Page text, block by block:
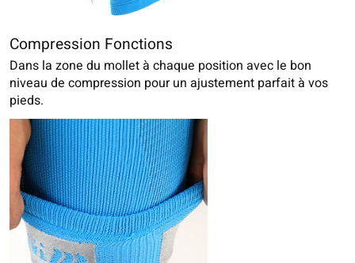
Compression Fonctions
Dans la zone du mollet à chaque position avec le bon
niveau de compression pour un ajustement parfait à vos
pieds.